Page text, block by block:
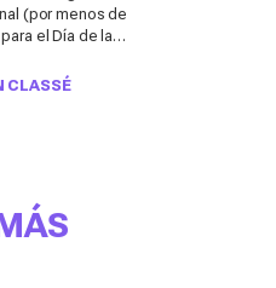
(por menos de
para el Día de la
CLASSÉ